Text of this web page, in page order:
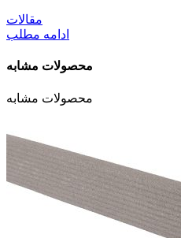
مقالات
ادامه مطلب
محصولات مشابه
محصولات مشابه